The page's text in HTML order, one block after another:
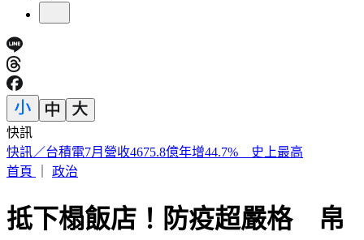
快訊
2026購車風向球 : 看購車趨勢分析，還有好禮天天抽
首頁
政治
抵下榻飯店！防疫超嚴格 帛